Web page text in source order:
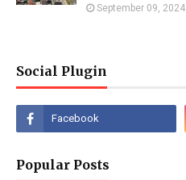
September 09, 2024
Social Plugin
Popular Posts